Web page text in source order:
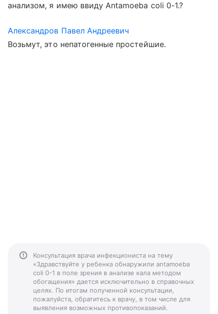
анализом, я имею ввиду Antamoeba coli 0-1.?
Александров Павел Андреевич
Возьмут, это непатогенные простейшие.
Консультация врача инфекциониста на тему
«Здравствуйте у ребенка обнаружили antamoeba
coli 0-1 в поле зрения в анализе кала методом
обогащения» дается исключительно в справочных
целях. По итогам полученной консультации,
пожалуйста, обратитесь к врачу, в том числе для
выявления возможных противопоказаний.